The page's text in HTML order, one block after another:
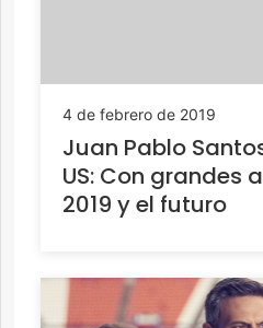
4 de febrero de 2019
Juan Pablo
US: Con grandes
2019 y el futuro